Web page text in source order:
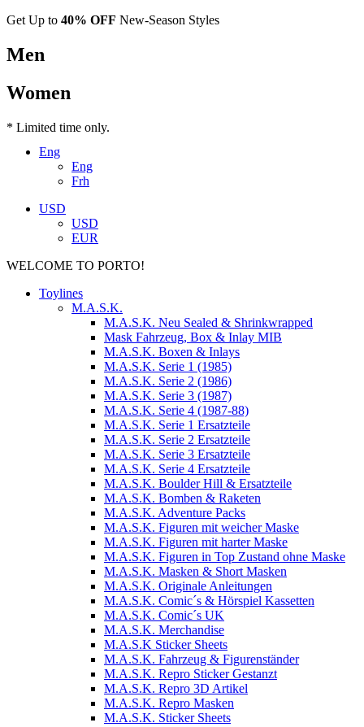
Get Up to 40% OFF New-Season Styles
Men
Women
* Limited time only.
Eng
Eng
Frh
USD
USD
EUR
WELCOME TO PORTO!
Toylines
M.A.S.K.
M.A.S.K. Neu Sealed & Shrinkwrapped
Mask Fahrzeug, Box & Inlay MIB
M.A.S.K. Boxen & Inlays
M.A.S.K. Serie 1 (1985)
M.A.S.K. Serie 2 (1986)
M.A.S.K. Serie 3 (1987)
M.A.S.K. Serie 4 (1987-88)
M.A.S.K. Serie 1 Ersatzteile
M.A.S.K. Serie 2 Ersatzteile
M.A.S.K. Serie 3 Ersatzteile
M.A.S.K. Serie 4 Ersatzteile
M.A.S.K. Boulder Hill & Ersatzteile
M.A.S.K. Bomben & Raketen
M.A.S.K. Adventure Packs
M.A.S.K. Figuren mit weicher Maske
M.A.S.K. Figuren mit harter Maske
M.A.S.K. Figuren in Top Zustand ohne Maske
M.A.S.K. Masken & Short Masken
M.A.S.K. Originale Anleitungen
M.A.S.K. Comic´s & Hörspiel Kassetten
M.A.S.K. Comic´s UK
M.A.S.K. Merchandise
M.A.S.K Sticker Sheets
M.A.S.K. Fahrzeug & Figurenständer
M.A.S.K. Repro Sticker Gestanzt
M.A.S.K. Repro 3D Artikel
M.A.S.K. Repro Masken
M.A.S.K. Sticker Sheets